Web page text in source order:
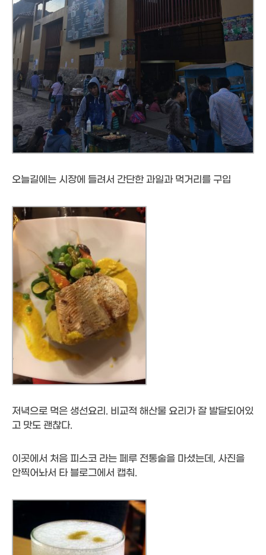
오늘길에는 시장에 들려서 간단한 과일과 먹거리를 구입
저녁으로 먹은 생선요리. 비교적 해산물 요리가 잘 발달되어있
고 맛도 괜찮다.
이곳에서 처음 피스코 라는 페루 전통술을 마셨는데, 사진을
안찍어놔서 타 블로그에서 캡춰.